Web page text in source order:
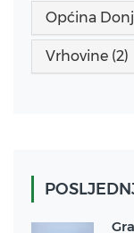
Općina
Vrhovine (2)